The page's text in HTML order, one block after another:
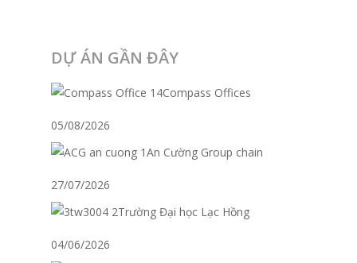
DỰ ÁN GẦN ĐÂY
Compass Offices
05/08/2026
An Cường Group chain
27/07/2026
Trường Đại học Lạc Hồng
04/06/2026